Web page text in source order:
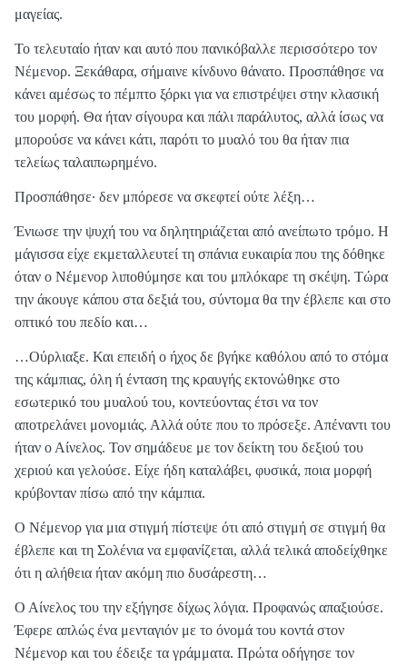
μαγείας.
Το τελευταίο ήταν και αυτό που πανικόβαλλε περισσότερο τον
Νέμενορ. Ξεκάθαρα, σήμαινε κίνδυνο θάνατο. Προσπάθησε να
κάνει αμέσως το πέμπτο ξόρκι για να επιστρέψει στην κλασική
του μορφή. Θα ήταν σίγουρα και πάλι παράλυτος, αλλά ίσως να
μπορούσε να κάνει κάτι, παρότι το μυαλό του θα ήταν πια
τελείως ταλαιπωρημένο.
Προσπάθησε· δεν μπόρεσε να σκεφτεί ούτε λέξη…
Ένιωσε την ψυχή του να δηλητηριάζεται από ανείπωτο τρόμο. Η
μάγισσα είχε εκμεταλλευτεί τη σπάνια ευκαιρία που της δόθηκε
όταν ο Νέμενορ λιποθύμησε και του μπλόκαρε τη σκέψη. Τώρα
την άκουγε κάπου στα δεξιά του, σύντομα θα την έβλεπε και στο
οπτικό του πεδίο και…
…Ούρλιαξε. Και επειδή ο ήχος δε βγήκε καθόλου από το στόμα
της κάμπιας, όλη ή ένταση της κραυγής εκτονώθηκε στο
εσωτερικό του μυαλού του, κοντεύοντας έτσι να τον
αποτρελάνει μονομιάς. Αλλά ούτε που το πρόσεξε. Απέναντι του
ήταν ο Αίνελος. Τον σημάδευε με τον δείκτη του δεξιού του
χεριού και γελούσε. Είχε ήδη καταλάβει, φυσικά, ποια μορφή
κρύβονταν πίσω από την κάμπια.
Ο Νέμενορ για μια στιγμή πίστεψε ότι από στιγμή σε στιγμή θα
έβλεπε και τη Σολένια να εμφανίζεται, αλλά τελικά αποδείχθηκε
ότι η αλήθεια ήταν ακόμη πιο δυσάρεστη…
Ο Αίνελος του την εξήγησε δίχως λόγια. Προφανώς απαξιούσε.
Έφερε απλώς ένα μενταγιόν με το όνομά του κοντά στον
Νέμενορ και του έδειξε τα γράμματα. Πρώτα οδήγησε τον